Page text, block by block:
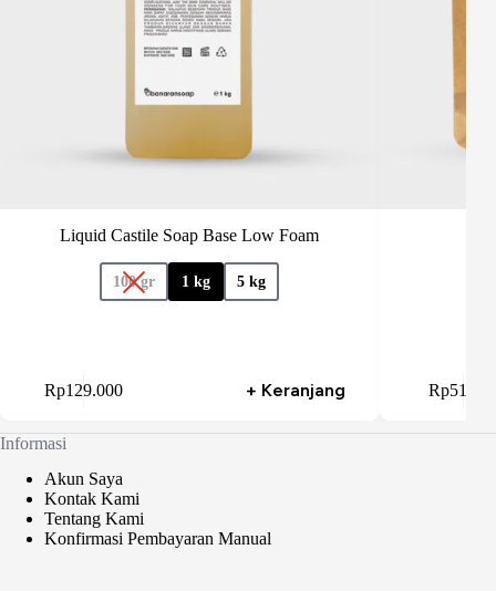
Liquid Castile Soap Base Low Foam
100 gr 1 kg 5 kg
Rp129.000 + Keranjang Rp
beberapa
Informasi
Akun Saya
Kontak Kami
Tentang Kami
Konfirmasi Pembayaran Manual